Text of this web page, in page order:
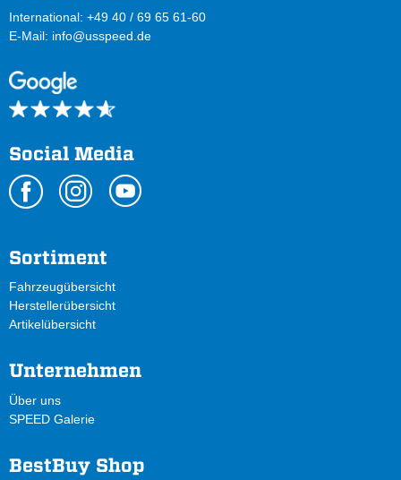
International: +49 40 / 69 65 61-60
E-Mail: info@usspeed.de
Social Media
Sortiment
Fahrzeugübersicht
Herstellerübersicht
Artikelübersicht
Unternehmen
Über uns
SPEED Galerie
BestBuy Shop